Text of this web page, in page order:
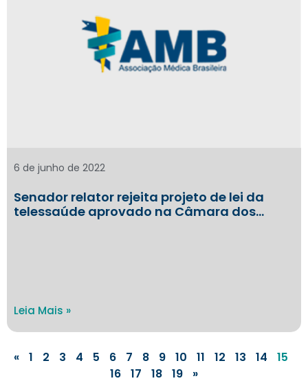
Senador relator rejeita projeto de lei da
telessaúde aprovado na Câmara dos…
6 de junho de 2022
Leia Mais »
« 1 2 3 4 5 6 7 8 9 10 11 12 13 14
15
16
17 18 19 »